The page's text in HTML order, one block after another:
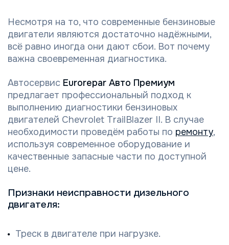
Несмотря на то, что современные бензиновые
двигатели являются достаточно надёжными,
всё равно иногда они дают сбои. Вот почему
важна своевременная диагностика.
Автосервис Eurorepar Авто Премиум
предлагает профессиональный подход к
выполнению диагностики бензиновых
двигателей Chevrolet TrailBlazer II. В случае
необходимости проведём работы по ремонту,
используя современное оборудование и
качественные запасные части по доступной
цене.
Признаки неисправности дизельного
двигателя:
Треск в двигателе при нагрузке.